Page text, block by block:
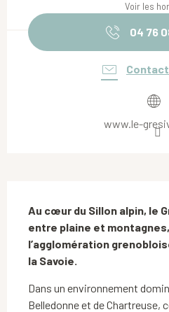
Voir les
04 76
www.le-
Au cœur du Sillon alpin, le
entre plaine et
l’agglomération
la Savoie.
Dans un environnement
Belledonne et de